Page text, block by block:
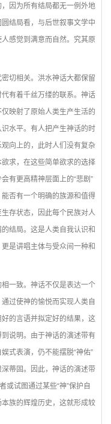
因为所有结局都无一例外地
结局看，与后世叙事文学中
感觉到满意而自然。究其原
切相关。洪水神话大都保留
有着千丝万缕的联系。神话
映射了原始人类生产生活的
水平。有人把产生神话的时
向上的，此时人们没有复杂
求，在这些简单欲求的选择
有更高精神层面上的“悲剧”
否有一个明确的族源和值得
存状态，因此每个民族对人
结局。这是人类自我认识和
是讲唱主体与受众间一种和
一致。神话不仅是表达一个
过使神的愉悦而实现人类自
的言语并拟定好的结果，这
说明。由于神话的演述带有
式表演，仍不能摆脱“神佑”
蒂固。因此，神话的演述带
或试图通过某些“神”保护自
族的辉煌历史，这就形成较